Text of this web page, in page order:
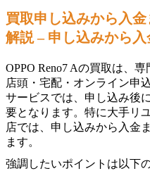
買取申し込みから入
解説 – 申し込みから
OPPO Reno7 Aの買取は、
店頭・宅配・オンライン申
サービスでは、申し込み後
要となります。特に大手リ
店では、申し込みから入金
ます。
強調したいポイントは以下